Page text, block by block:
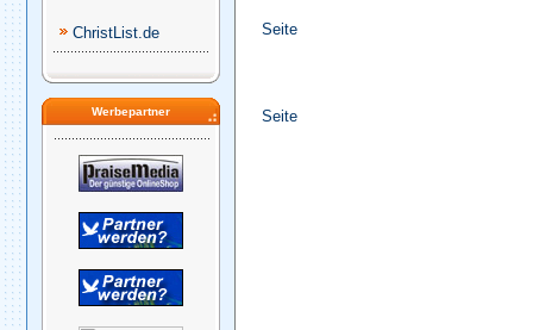
ChristList.de
Werbepartner
Seite
Seite